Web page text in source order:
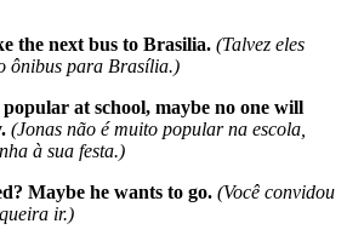
the next bus to Brasilia. (Talvez eles
ônibus para Brasília.)
at school, maybe no one will
(Jonas não é muito popular na escola,
à sua festa.)
Maybe he wants to go. (Você convidou
ir.)